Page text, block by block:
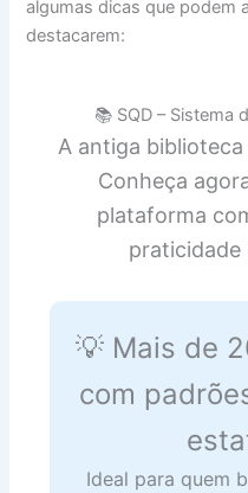
algumas dicas que podem
destacarem:
📚 SQD – Sistema
A antiga
Conheça
plataforma
praticidade
💡 Mais de
com
Ideal para quem